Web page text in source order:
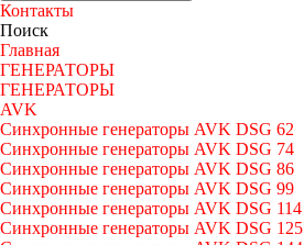
Контакты
Поиск
Главная
ГЕНЕРАТОРЫ
ГЕНЕРАТОРЫ
AVK
Синхронные генераторы AVK DSG 62
Синхронные генераторы AVK DSG 74
Синхронные генераторы AVK DSG 86
Синхронные генераторы AVK DSG 99
Синхронные генераторы AVK DSG 114
Синхронные генераторы AVK DSG 125